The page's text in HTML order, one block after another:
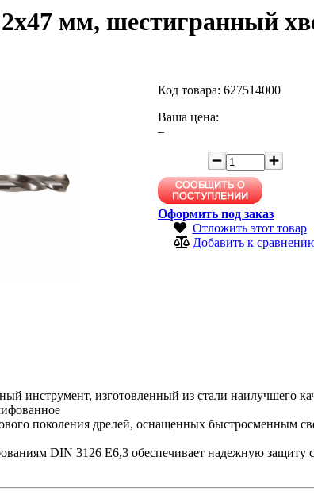
мм, шестигранный
Код товара: 627514000
Ваша цена:
–
Оформить под заказ
Отложить этот товар
Добавить к
инструмент, изготовленный из стали наилучшего
поколения дрелей, оснащенных быстросменным
DIN 3126 E6,3 обеспечивает надежную защиту